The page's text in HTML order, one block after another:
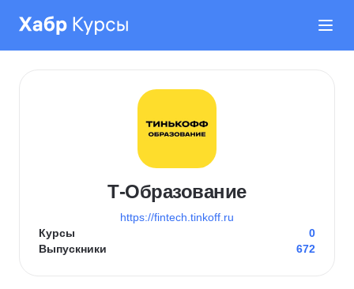
Т-Образование
https://fintech.tinkoff.ru
Курсы
0
Выпускники
672